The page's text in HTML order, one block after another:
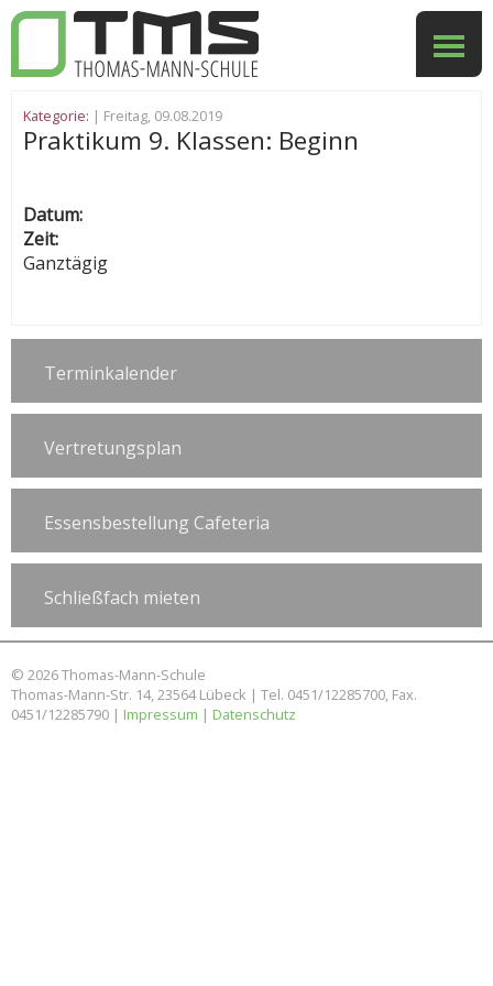
Kategorie: | Freitag, 09.08.2019
Praktikum 9. Klassen: Beginn
Datum:
Zeit:
Ganztägig
Terminkalender
Vertretungsplan
Essensbestellung Cafeteria
Schließfach mieten
© 2026 Thomas-Mann-Schule
Thomas-Mann-Str. 14, 23564 Lübeck | Tel. 0451/12285700, Fax.
0451/12285790 | Impressum | Datenschutz